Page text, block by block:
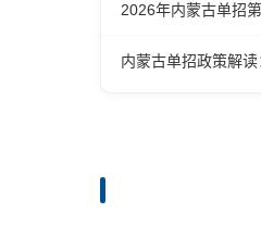
2026年内蒙古单招
内蒙古单招政策解